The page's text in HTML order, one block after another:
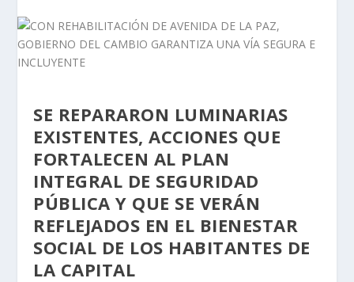
SE REPARARON LUMINARIAS
EXISTENTES, ACCIONES QUE
FORTALECEN AL PLAN
INTEGRAL DE SEGURIDAD
PÚBLICA Y QUE SE VERÁN
REFLEJADOS EN EL BIENESTAR
SOCIAL DE LOS HABITANTES DE
LA CAPITAL